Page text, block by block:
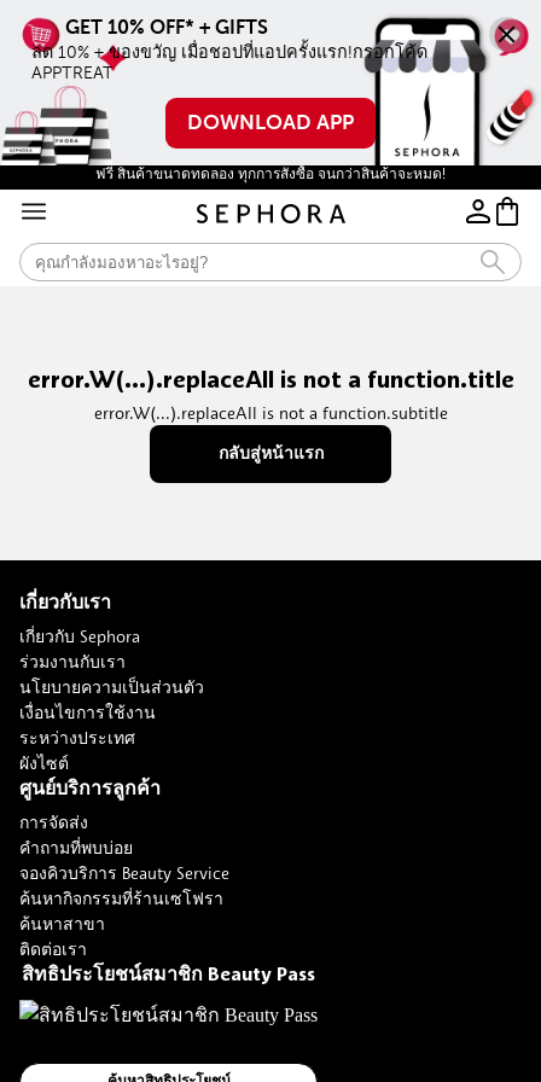
ลด 10% + ของขวัญ เมื่อชอปที่แอปครั้งแรก!กรอกโค้ด
APPTREAT
DOWNLOAD APP
ฟรี สินค้าขนาดทดลอง ทุกการสั่งซื้อ จนกว่าสินค้าจะหมด!
error.W(...).replaceAll is not a function.title
error.W(...).replaceAll is not a function.subtitle
กลับสู่หน้าแรก
เกี่ยวกับเรา
เกี่ยวกับ Sephora
ร่วมงานกับเรา
นโยบายความเป็นส่วนตัว
เงื่อนไขการใช้งาน
ระหว่างประเทศ
ผังไซต์
ศูนย์บริการลูกค้า
การจัดส่ง
คำถามที่พบบ่อย
จองคิวบริการ Beauty Service
ค้นหากิจกรรมที่ร้านเซโฟรา
ค้นหาสาขา
ติดต่อเรา
สิทธิประโยชน์สมาชิก Beauty Pass